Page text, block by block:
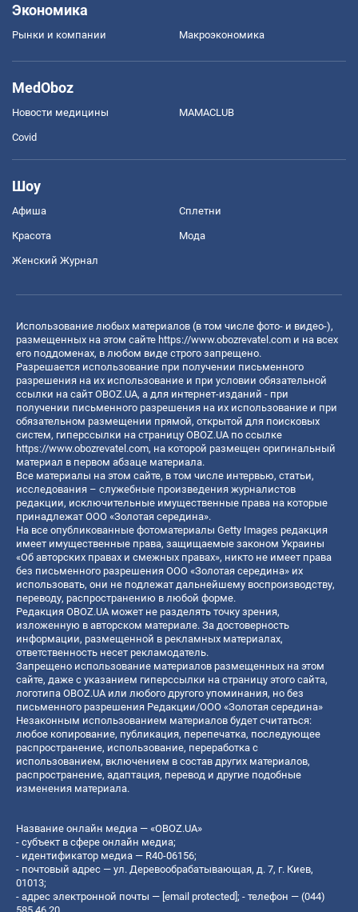
Экономика
Рынки и компании Mакроэкономика
MedOboz
Новости медицины MAMACLUB
Covid
Шоу
Афиша Сплетни
Красота Мода
Женский Журнал
Использование любых материалов (в том числе фото- и видео-),
размещенных на этом сайте https://www.obozrevatel.com и на всех
его поддоменах, в любом виде строго запрещено.
Разрешается использование при получении письменного
разрешения на их использование и при условии обязательной
ссылки на сайт OBOZ.UA, а для интернет-изданий - при
получении письменного разрешения на их использование и при
обязательном размещении прямой, открытой для поисковых
систем, гиперссылки на страницу OBOZ.UA по ссылке
https://www.obozrevatel.com, на которой размещен оригинальный
материал в первом абзаце материала.
Все материалы на этом сайте, в том числе интервью, статьи,
исследования – служебные произведения журналистов
редакции, исключительные имущественные права на которые
принадлежат ООО «Золотая середина».
На все опубликованные фотоматериалы Getty Images редакция
имеет имущественные права, защищаемые законом Украины
«Об авторских правах и смежных правах», никто не имеет права
без письменного разрешения ООО «Золотая середина» их
использовать, они не подлежат дальнейшему воспроизводству,
переводу, распространению в любой форме.
Редакция OBOZ.UA может не разделять точку зрения,
изложенную в авторском материале. За достоверность
информации, размещенной в рекламных материалах,
ответственность несет рекламодатель.
Запрещено использование материалов размещенных на этом
сайте, даже с указанием гиперссылки на страницу этого сайта,
логотипа OBOZ.UA или любого другого упоминания, но без
письменного разрешения Редакции/ООО «Золотая середина»
Незаконным использованием материалов будет считаться:
любое копирование, публикация, перепечатка, последующее
распространение, использование, переработка с
использованием, включением в состав других материалов,
распространение, адаптация, перевод и другие подобные
изменения материала.
Название онлайн медиа — «OBOZ.UA»
- субъект в сфере онлайн медиа;
- идентификатор медиа — R40-06156;
- почтовый адрес — ул. Деревообрабатывающая, д. 7, г. Киев,
01013;
- адрес электронной почты — [email protected]; - телефон — (044)